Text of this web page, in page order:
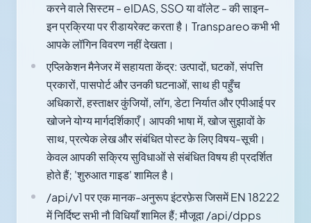
करने वाले सिस्टम - eIDAS, SSO या वॉलेट - की साइन-
इन प्रक्रिया पर रीडायरेक्ट करता है। Transpareo कभी भी
आपके लॉगिन विवरण नहीं देखता।
एप्लिकेशन मैनेजर में सहायता केंद्र: उत्पादों, घटकों, संपत्ति
प्रकारों, पासपोर्ट और उनकी घटनाओं, साथ ही पहुँच
अधिकारों, हस्ताक्षर कुंजियों, लॉग, डेटा निर्यात और एपीआई पर
खोजने योग्य मार्गदर्शिकाएँ। आपकी भाषा में, खोज सुझावों के
साथ, प्रत्येक लेख और संबंधित पोस्ट के लिए विषय-सूची।
केवल आपकी सक्रिय सुविधाओं से संबंधित विषय ही प्रदर्शित
होते हैं; 'शुरुआत गाइड' शामिल है।
/api/v1 पर एक मानक-अनुरूप इंटरफ़ेस जिसमें EN 18222
में निर्दिष्ट सभी नौ विधियाँ शामिल हैं; मौजूदा /api/dpps